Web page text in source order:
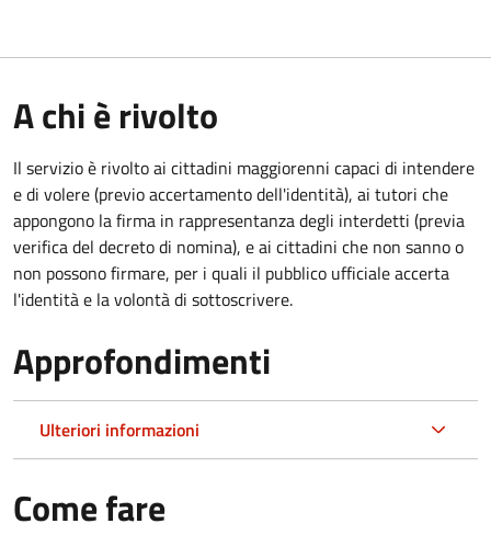
A chi è rivolto
Il servizio è rivolto ai cittadini maggiorenni capaci di intendere
e di volere (previo accertamento dell'identità), ai tutori che
appongono la firma in rappresentanza degli interdetti (previa
verifica del decreto di nomina), e ai cittadini che non sanno o
non possono firmare, per i quali il pubblico ufficiale accerta
l'identità e la volontà di sottoscrivere.
Approfondimenti
Ulteriori informazioni
Come fare